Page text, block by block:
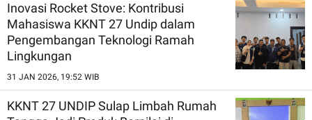
Inovasi Rocket Stove: Kontribusi
Mahasiswa KKNT 27 Undip dalam
Pengembangan Teknologi Ramah
Lingkungan
31 JAN 2026, 19:52 WIB
KKNT 27 UNDIP Sulap Limbah Rumah